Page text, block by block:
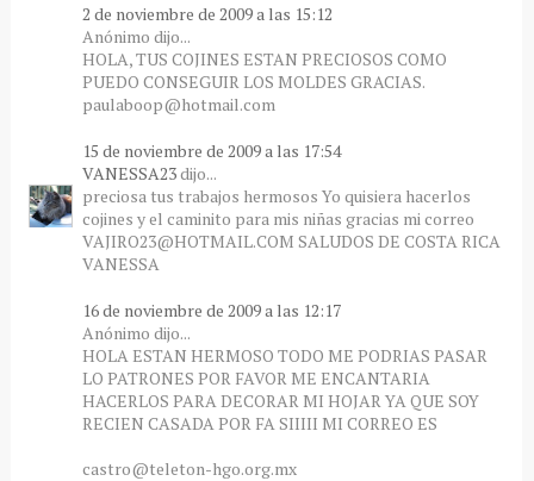
2 de noviembre de 2009 a las 15:12
Anónimo dijo...
HOLA, TUS COJINES ESTAN PRECIOSOS COMO
PUEDO CONSEGUIR LOS MOLDES GRACIAS.
paulaboop@hotmail.com
15 de noviembre de 2009 a las 17:54
VANESSA23dijo...
preciosa tus trabajos hermosos Yo quisiera hacerlos
cojines y el caminito para mis niñas gracias mi correo
VAJIRO23@HOTMAIL.COM SALUDOS DE COSTA RICA
VANESSA
16 de noviembre de 2009 a las 12:17
Anónimo dijo...
HOLA ESTAN HERMOSO TODO ME PODRIAS PASAR
LO PATRONES POR FAVOR ME ENCANTARIA
HACERLOS PARA DECORAR MI HOJAR YA QUE SOY
RECIEN CASADA POR FA SIIIII MI CORREO ES
castro@teleton-hgo.org.mx